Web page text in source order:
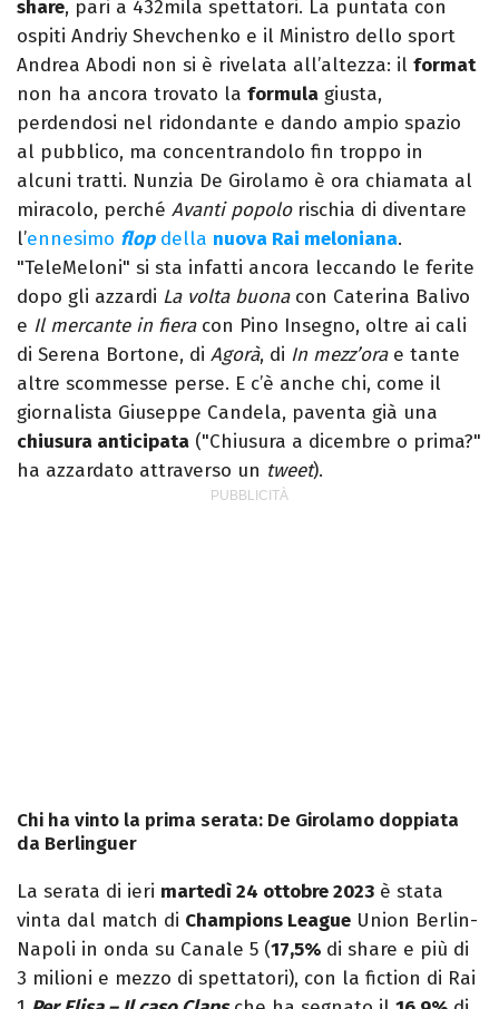
share, pari a 432mila spettatori. La puntata con
ospiti Andriy Shevchenko e il Ministro dello sport
Andrea Abodi non si è rivelata all’altezza: il format
non ha ancora trovato la formula giusta,
perdendosi nel ridondante e dando ampio spazio
al pubblico, ma concentrandolo fin troppo in
alcuni tratti. Nunzia De Girolamo è ora chiamata al
miracolo, perché Avanti popolorischia di diventare
l’ennesimo flopdella nuova Rai meloniana.
"TeleMeloni" si sta infatti ancora leccando le ferite
dopo gli azzardi La volta buona con Caterina Balivo
e Il mercante in fieracon Pino Insegno, oltre ai cali
di Serena Bortone, di Agorà, di In mezz’ora e tante
altre scommesse perse. E c’è anche chi, come il
giornalista Giuseppe Candela, paventa già una
chiusura anticipata ("Chiusura a dicembre o prima?"
ha azzardato attraverso un tweet).
Chi ha vinto la prima serata: De Girolamo doppiata
da Berlinguer
La serata di ieri martedì 24 ottobre 2023 è stata
vinta dal match di Champions League Union Berlin-
Napoli in onda su Canale 5 (17,5% di share e più di
3 milioni e mezzo di spettatori), con la fiction di Rai